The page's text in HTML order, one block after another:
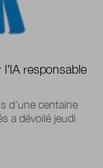
responsable
d'une centaine
a dévoilé jeudi